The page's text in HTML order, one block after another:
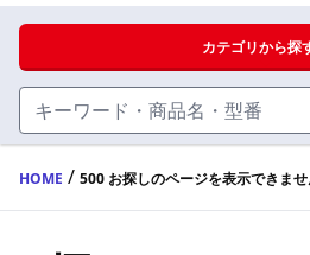
ハンドル・取手・つまみ
FA・A
蝶番・ステー・周辺機器
製品カタログ
カテゴリから探
HOME / 500 お探しのページを表示できま